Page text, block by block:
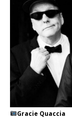
Gracie Quaccia